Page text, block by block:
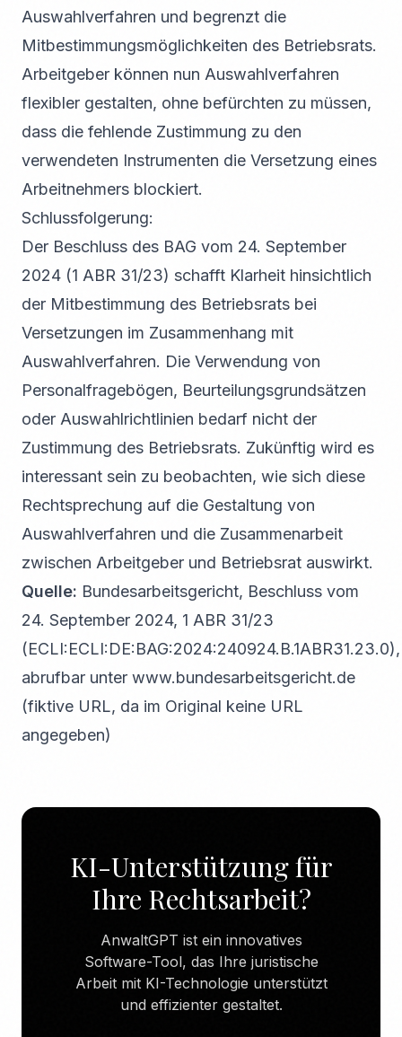
Auswahlverfahren und begrenzt die
Mitbestimmungsmöglichkeiten des Betriebsrats.
Arbeitgeber können nun Auswahlverfahren
flexibler gestalten, ohne befürchten zu müssen,
dass die fehlende Zustimmung zu den
verwendeten Instrumenten die Versetzung eines
Arbeitnehmers blockiert.
Schlussfolgerung:
Der Beschluss des BAG vom 24. September
2024 (1 ABR 31/23) schafft Klarheit hinsichtlich
der Mitbestimmung des Betriebsrats bei
Versetzungen im Zusammenhang mit
Auswahlverfahren. Die Verwendung von
Personalfragebögen, Beurteilungsgrundsätzen
oder Auswahlrichtlinien bedarf nicht der
Zustimmung des Betriebsrats. Zukünftig wird es
interessant sein zu beobachten, wie sich diese
Rechtsprechung auf die Gestaltung von
Auswahlverfahren und die Zusammenarbeit
zwischen Arbeitgeber und Betriebsrat auswirkt.
Quelle: Bundesarbeitsgericht, Beschluss vom
24. September 2024, 1 ABR 31/23
(ECLI:ECLI:DE:BAG:2024:240924.B.1ABR31.23.0),
abrufbar unter www.bundesarbeitsgericht.de
(fiktive URL, da im Original keine URL
angegeben)
KI-Unterstützung für
Ihre Rechtsarbeit?
AnwaltGPT ist ein innovatives
Software-Tool, das Ihre juristische
Arbeit mit KI-Technologie unterstützt
und effizienter gestaltet.